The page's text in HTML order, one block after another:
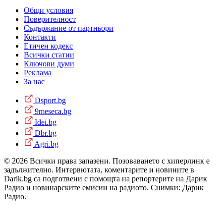
Общи условия
Поверителност
Съдържание от партньори
Контакти
Етичен кодекс
Всички статии
Ключови думи
Реклама
За нас
Dsport.bg
9meseca.bg
Idei.bg
Dbr.bg
Agri.bg
© 2026 Всички права запазени. Позоваването с хиперлинк е
задължително. Интервютата, коментарите и новините в
Darik.bg са подготвени с помощта на репортерите на Дарик
Радио и новинарските емисии на радиото. Снимки: Дарик
Радио.